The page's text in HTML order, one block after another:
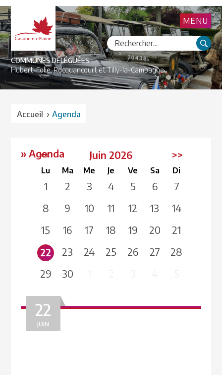
COMMUNES DÉLÉGUÉES
Hubert-Folie,Rocquancourt etTilly-la-Campagne
MENU
Accueil ›Agenda
» Agenda
<< Juin 2026 >>
Lu Ma Me Je Ve Sa Di
1 2 3 4 5 6
7
8
9 10 11 12 13
14
15
16 17 18 19 20
21
22
23 24 25 26 27
28
29
30
22
JUIN